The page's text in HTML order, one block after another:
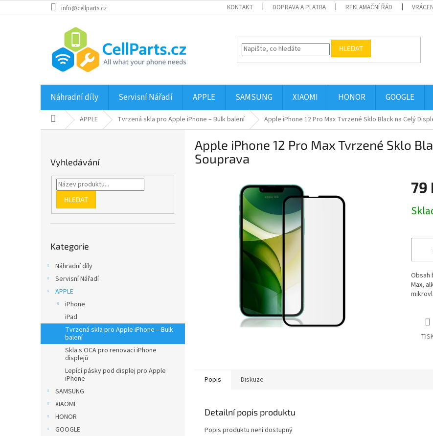
na
info@cellparts.cz KONTAKT DOPRAVA A PLATBA REKLAMAČNÍ ŘÁD
HLEDAT
Náhradní díly Servisní Nářadí APPLE SAMSUNG XIAOMI HONOR GOOGLE
Domů APPLE Tvrzená skla pro Apple iPhone – Bulk balení Apple iPhone 12 Pro Max Tvrzené Sklo Black na Celý
Vyhledávání
HLEDAT
kategorie
Kategorie
Náhradní díly
Servisní Nářadí
APPLE
iPhone
iPad
Tvrzená skla pro Apple iPhone – Bulk
balení
Skla s OCA pro renovaci iPhone
displejů
Lepící pásky pod displej pro Apple
iPhone
SAMSUNG
XIAOMI
HONOR
GOOGLE
Apple iPhone 12 Pro Max Tvrzené Sklo
Souprava
79
cena:
Obsah
Max,
Popis Diskuze
Detailní popis produktu
Popis produktu není dostupný